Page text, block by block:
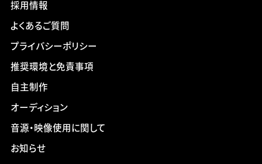
採用情報
よくあるご質問
プライバシーポリシー
推奨環境と免責事項
自主制作
オーディション
音源・映像使用に関して
お知らせ